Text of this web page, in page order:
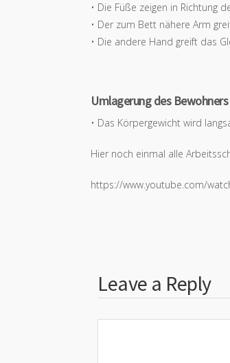
• Die Füße zeigen in Richtung
• Der zum Bett nähere Arm
• Die andere Hand greift das
Umlagerung des Bewohners
• Das Körpergewicht wird
Hier noch einmal alle
https://www.youtube.com/
Leave a Reply